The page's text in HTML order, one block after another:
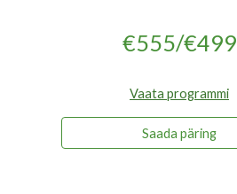
€555/€499
Vaata programmi
Saada päring